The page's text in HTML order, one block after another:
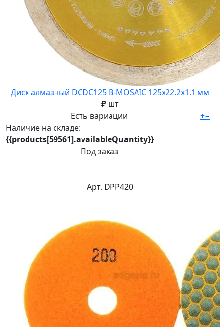
Диск алмазный DCDC125 B-MOSAIC 125x22.2x1.1 мм
₽ шт
Есть вариации
Наличие на складе:
{{products[59561].availableQuantity}}
Под заказ
+−
Арт. DPP420